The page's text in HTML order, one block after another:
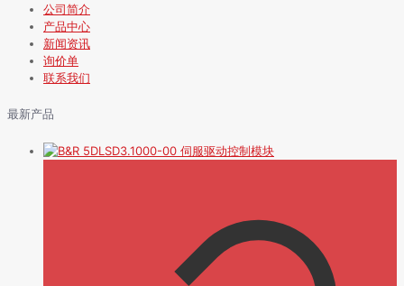
公司简介
产品中心
新闻资讯
询价单
联系我们
最新产品